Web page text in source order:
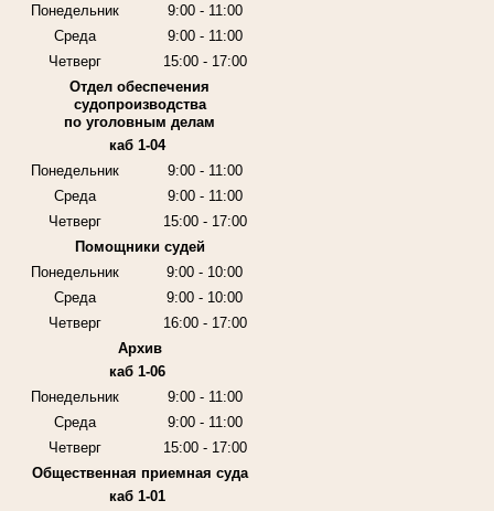
Понедельник
9:00 - 11:00
Среда
9:00 - 11:00
Четверг
15:00 - 17:00
Отдел обеспечения
судопроизводства
по уголовным делам
каб 1-04
Понедельник
9:00 - 11:00
Среда
9:00 - 11:00
Четверг
15:00 - 17:00
Помощники судей
Понедельник
9:00 - 10:00
Среда
9:00 - 10:00
Четверг
16:00 - 17:00
Архив
каб 1-06
Понедельник
9:00 - 11:00
Среда
9:00 - 11:00
Четверг
15:00 - 17:00
Общественная приемная суда
каб 1-01